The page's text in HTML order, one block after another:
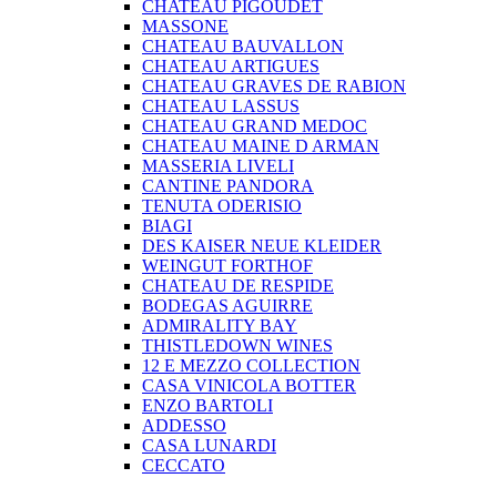
CHATEAU PIGOUDET
MASSONE
CHATEAU BAUVALLON
CHATEAU ARTIGUES
CHATEAU GRAVES DE RABION
CHATEAU LASSUS
CHATEAU GRAND MEDOC
CHATEAU MAINE D ARMAN
MASSERIA LIVELI
CANTINE PANDORA
TENUTA ODERISIO
BIAGI
DES KAISER NEUE KLEIDER
WEINGUT FORTHOF
CHATEAU DE RESPIDE
BODEGAS AGUIRRE
ADMIRALITY BAY
THISTLEDOWN WINES
12 E MEZZO COLLECTION
CASA VINICOLA BOTTER
ENZO BARTOLI
ADDESSO
CASA LUNARDI
CECCATO